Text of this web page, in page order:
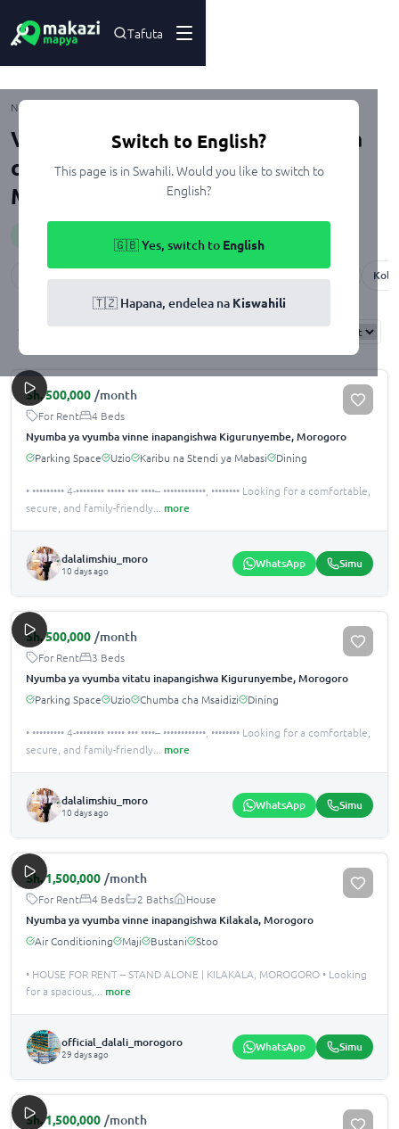
Tafuta
Switch to English?
This page is in Swahili. Would you like to switch to
English?
🇬🇧 Yes, switch to English
🇹🇿 Hapana, endelea na Kiswahili
Nyumbani
Viwanja na Nyumba zenye Chumba
cha Msaidizi zinazopangishwa
Morogoro
servantQuarter
Kola
4 ResultsFound Sort By:
Sh.500,000 /month
For Rent 4 Beds
Nyumba ya vyumba vinne inapangishwa Kigurunyembe, Morogoro
Parking Space Uzio Karibu na Stendi ya Mabasi Dining
• ••••••••• 4-•••••••• ••••• ••• ••••– ••••••••••••, •••••••• Looking for a comfortable,
secure, and family-friendly
more
dalalimshiu_moro
10 days ago WhatsApp Simu
Sh.500,000 /month
For Rent 3 Beds
Nyumba ya vyumba vitatu inapangishwa Kigurunyembe, Morogoro
Parking Space Uzio Chumba cha Msaidizi Dining
• ••••••••• 4-•••••••• ••••• ••• ••••– ••••••••••••, •••••••• Looking for a comfortable,
secure, and family-friendly
more
dalalimshiu_moro
10 days ago WhatsApp Simu
Sh.1,500,000 /month
For Rent 4 Beds 2 Baths House
Nyumba ya vyumba vinne inapangishwa Kilakala, Morogoro
Air Conditioning Maji Bustani Stoo
• HOUSE FOR RENT – STAND ALONE | KILAKALA, MOROGORO • Looking
for a spacious,
more
official_dalali_morogoro
29 days ago WhatsApp Simu
Sh.1,500,000 /month